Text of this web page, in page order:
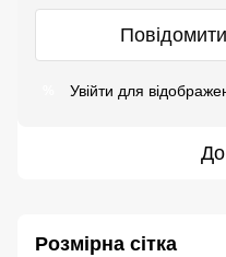
Увійти для
Розмірна сітка